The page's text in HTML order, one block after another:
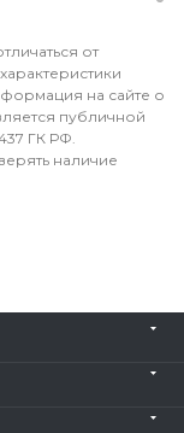
от
на сайте о
публичной
ГК РФ.
наличие